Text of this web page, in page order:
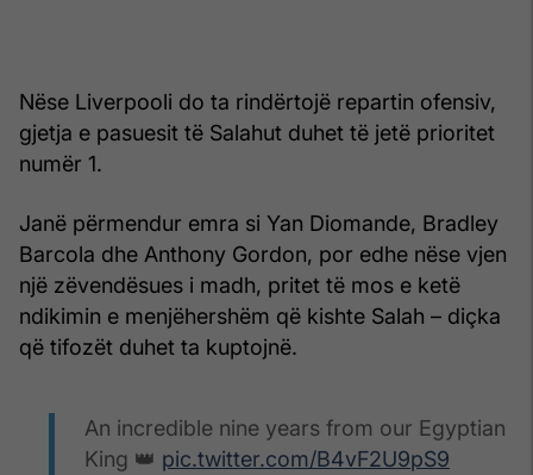
Nëse Liverpooli do ta rindërtojë repartin ofensiv,
gjetja e pasuesit të Salahut duhet të jetë prioritet
numër 1.
Janë përmendur emra si Yan Diomande, Bradley
Barcola dhe Anthony Gordon, por edhe nëse vjen
një zëvendësues i madh, pritet të mos e ketë
ndikimin e menjëhershëm që kishte Salah – diçka
që tifozët duhet ta kuptojnë.
An incredible nine years from our Egyptian
King 👑 pic.twitter.com/B4vF2U9pS9